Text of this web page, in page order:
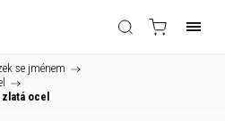
se jménem /
/
ocel